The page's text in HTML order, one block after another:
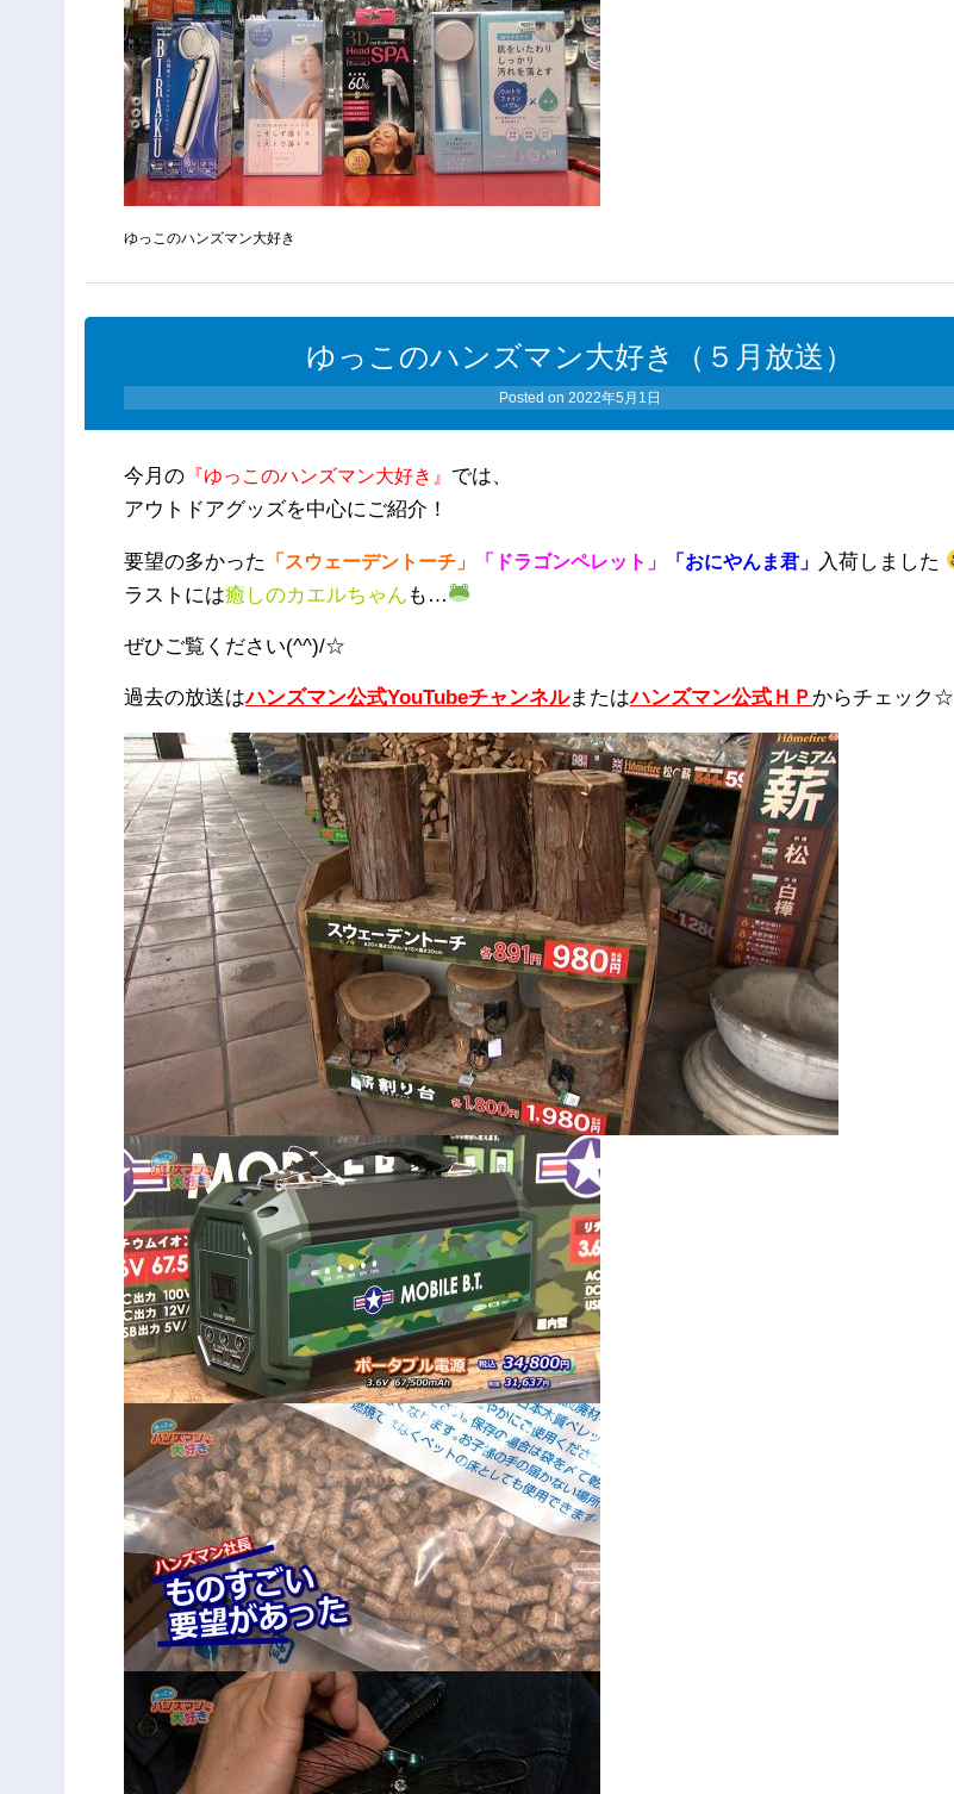
ゆっこのハンズマン大好き
ゆっこのハンズマン大好き（５月放送）
Posted on 2022年5月1日
今月の 『ゆっこのハンズマン大好き』 では、
アウトドアグッズを中心にご紹介！
要望の多かった 「スウェーデントーチ」 「ドラゴンペレット」 「おにやんま君」
入荷しました
ラストには癒しのカエルちゃん も…
ぜひご覧ください(^^)/☆
過去の放送はハンズマン公式YouTubeチャンネルまたはハンズマン公式ＨＰ からチェック☆